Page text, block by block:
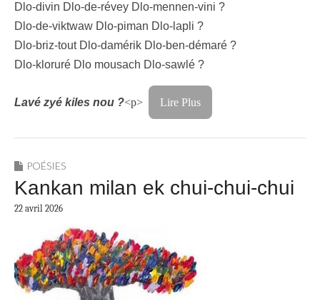
Dlo-divin Dlo-de-révey Dlo-mennen-vini ?
Dlo-de-viktwaw Dlo-piman Dlo-lapli ?
Dlo-briz-tout Dlo-damérik Dlo-ben-démaré ?
Dlo-kloruré Dlo mousach Dlo-sawlé ?
Lavé zyé kiles nou ?<p> Lire Plus
POÉSIES
Kankan milan ek chui-chui-chui
22 avril 2026